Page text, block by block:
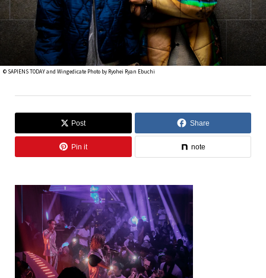
©︎ SAPIENS TODAY and Wingedicate Photo by Ryohei Ryan Ebuchi
Post Share
Pin it note